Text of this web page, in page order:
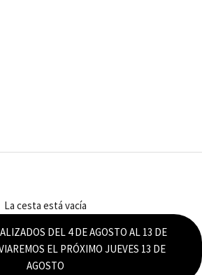
La cesta está vacía
DEL 4 DE AGOSTO AL 13 DE
EL PRÓXIMO JUEVES 13 DE
AGOSTO